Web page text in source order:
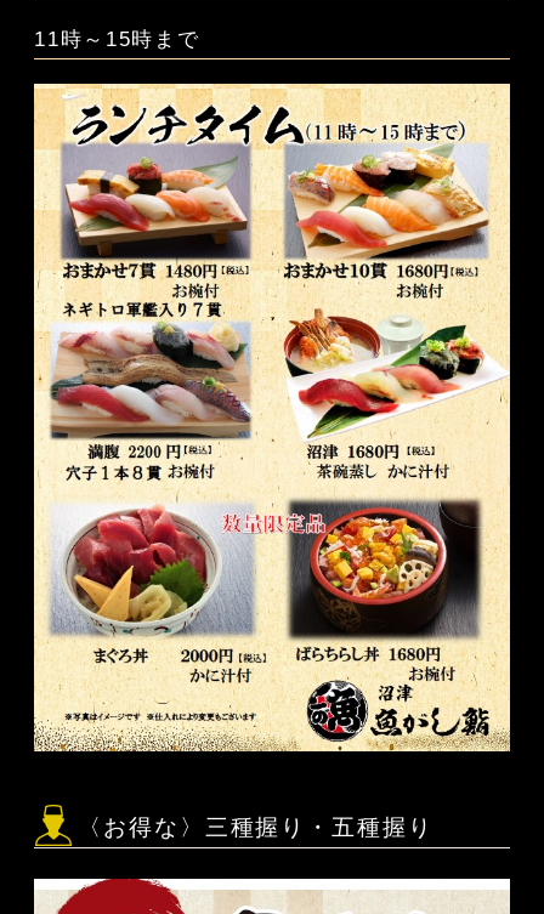
11時～15時まで
〈お得な〉三種握り・五種握り